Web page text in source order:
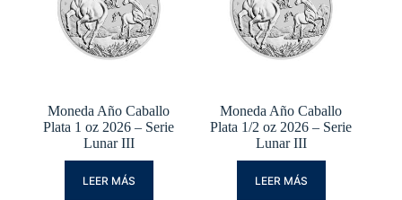
Moneda Año Caballo
Plata 1 oz 2026 – Serie
Lunar III
LEER MÁS
Moneda Año Caballo
Plata 1/2 oz 2026 – Serie
Lunar III
LEER MÁS